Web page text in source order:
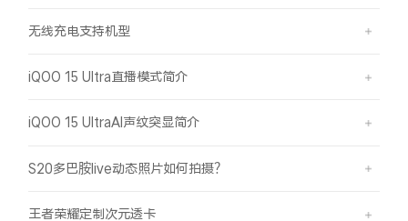
无线充电支持机型
iQOO 15 Ultra直播模式简介
iQOO 15 UltraAI声纹突显简介
S20多巴胺live动态照片如何拍摄？
王者荣耀定制次元透卡